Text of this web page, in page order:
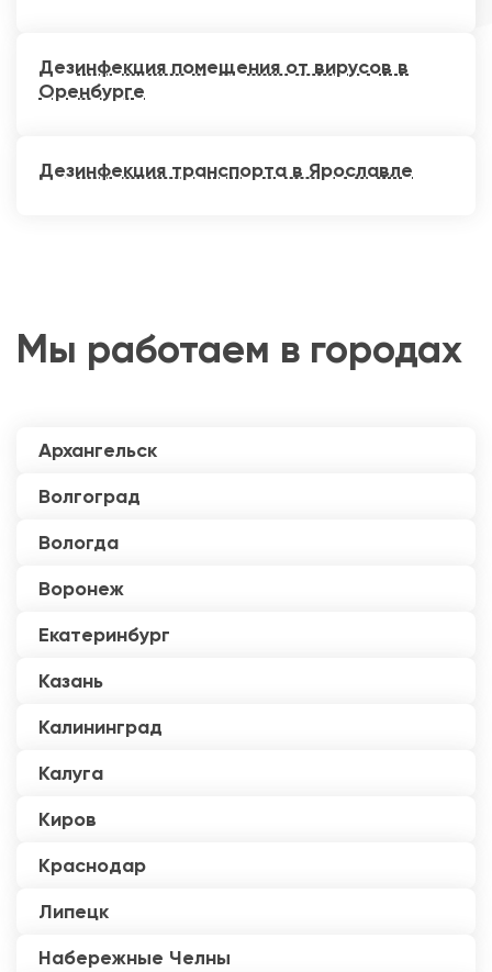
Дезинфекция помещения от вирусов в
Оренбурге
Дезинфекция транспорта в Ярославле
Мы работаем в городах
Архангельск
Волгоград
Вологда
Воронеж
Екатеринбург
Казань
Калининград
Калуга
Киров
Краснодар
Липецк
Набережные Челны